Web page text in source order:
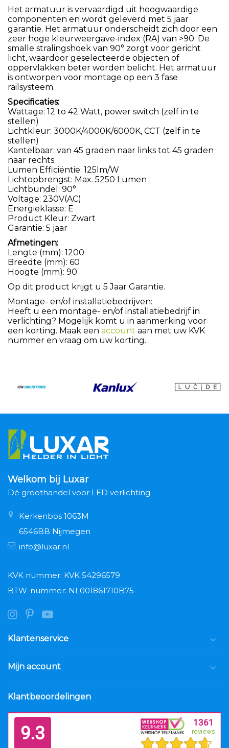
Het armatuur is vervaardigd uit hoogwaardige
componenten en wordt geleverd met 5 jaar
garantie. Het armatuur onderscheidt zich door een
zeer hoge kleurweergave-index (RA) van >90. De
smalle stralingshoek van 90° zorgt voor gericht
licht, waardoor geselecteerde objecten of
oppervlakken beter worden belicht. Het armatuur
is ontworpen voor montage op een 3 fase
railsysteem.
Specificaties:
Wattage: 12 to 42 Watt, power switch (zelf in te
stellen)
Lichtkleur: 3000K/4000K/6000K, CCT (zelf in te
stellen)
Kantelbaar: van 45 graden naar links tot 45 graden
naar rechts
Lumen Efficiëntie: 125lm/W
Lichtopbrengst: Max. 5250 Lumen
Lichtbundel: 90°
Voltage: 230V(AC)
Energieklasse: E
Product Kleur: Zwart
Garantie: 5 jaar
Afmetingen:
Lengte (mm): 1200
Breedte (mm): 60
Hoogte (mm): 90
Op dit product krijgt u 5 Jaar Garantie.
Montage- en/of installatiebedrijven:
Heeft u een montage- en/of installatiebedrijf in
verlichting? Mogelijk komt u in aanmerking voor
een korting. Maak een account aan met uw KVK
nummer en vraag om uw korting.
Welkom bij Luxar
Dé groothandel voor LED verlichting
Kerkenbos 1063M
6546BB Nijmegen
info@luxar.nl
KVK nummer: KVK 54296579
BTW-nummer: NL001861710B75
Klantenservice
Mijn account
Klantbeoordelingen